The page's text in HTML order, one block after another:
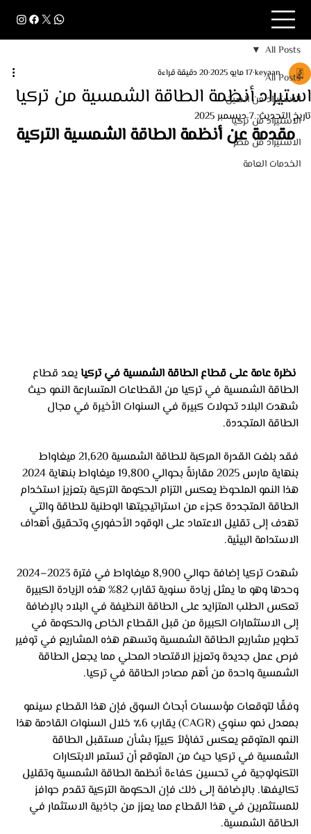
All Posts
الاستيراد من الصين
الاستيراد من تركيا
الاستيراد من مصر
الخدمات العامة
All Posts
استيراد أنظمة الطاقة الشمسية من تركيا
keyaan17 مايو 2025 20 دقيقة قراءة
تاريخ التحديث:7 ديسمبر 2025
مقدمة عن أنظمة الطاقة الشمسية التركية
نظرة عامة على قطاع الطاقة الشمسية في تركيا يعد قطاع
الطاقة الشمسية في تركيا من القطاعات المتسارعة النمو حيث
شهدت البلاد تحولات كبيرة في السنوات الأخيرة في مجال
الطاقة المتجددة.
فقد بلغت القدرة المركبة للطاقة الشمسية 21,620 ميغاواط
هذا النمو الملحوظ يعكس التزام الحكومة التركية بتعزيز استخدام
الطاقة المتجددة كجزء من استراتيجيتها الوطنية للطاقة والتي
تهدف إلى تقليل الاعتماد على الوقود الأحفوري وتحقيق أهداف
الاستدامة البيئية.
وحدها وهو ما يمثل زيادة سنوية تقارب 82% هذه الزيادة الكبيرة
تعكس الطلب المتزايد على الطاقة النظيفة في البلاد بالإضافة
إلى الاستثمارات الكبيرة من قبل القطاع الخاص والحكومة في
تطوير مشاريع الطاقة الشمسية وتسهم هذه المشاريع في توفير
فرص عمل جديدة وتعزيز الاقتصاد المحلي مما يجعل الطاقة
الشمسية واحدة من أهم مصادر الطاقة في تركيا.
وفقًا لتوقعات مؤسسات أبحاث السوق فإن هذا القطاع سينمو
بمعدل نمو سنوي (CAGR) يقارب 6٪ خلال السنوات القادمة هذا
النمو المتوقع يعكس تفاؤلاً كبيرًا بشأن مستقبل الطاقة
الشمسية في تركيا حيث من المتوقع أن تستمر الابتكارات
التكنولوجية في تحسين كفاءة أنظمة الطاقة الشمسية وتقليل
تكاليفها. بالإضافة إلى ذلك فإن الحكومة التركية تقدم حوافز
للمستثمرين في هذا القطاع مما يعزز من جاذبية الاستثمار في
الطاقة الشمسية.